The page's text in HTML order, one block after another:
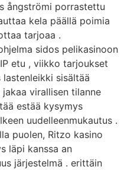
ångströmi porrastettu
kela päällä poimia
tarjoaa .
sidos pelikasinoon
etu , viikko tarjoukset
sisältää
virallisen tilanne
estää kysymys
uudelleenmukautus .
puolen, Ritzo kasino
läpi kanssa an
järjestelmä . erittäin